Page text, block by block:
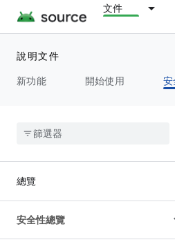
文件
說明文件
新功能
開始使用 安
總覽
安全性總覽